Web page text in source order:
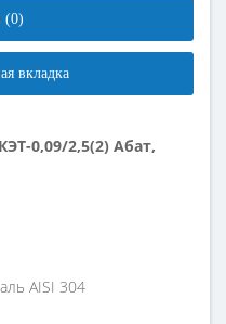
(0)
вкладка
0,09/2,5(2) Абат,
AISI 304